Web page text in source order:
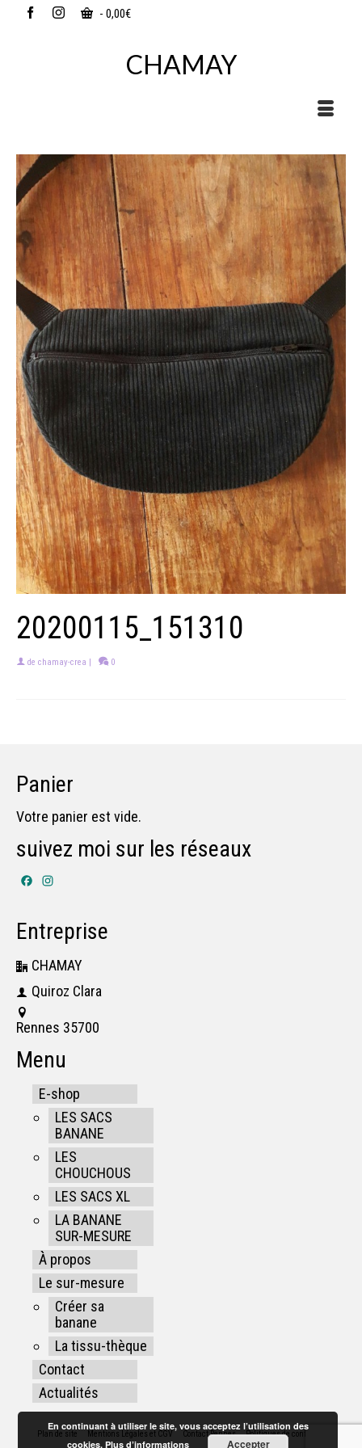
- 0,00€
CHAMAY
20200115_151310
de chamay-crea | 0
Panier
Votre panier est vide.
suivez moi sur les réseaux
Facebook
Entreprise
CHAMAY
Quiroz Clara
Rennes 35700
Menu
E-shop
LES SACS
BANANE
LES
CHOUCHOUS
LES SACS XL
LA BANANE
SUR-MESURE
À propos
Le sur-mesure
Créer sa
banane
La tissu-thèque
Contact
Actualités
Plan de site Mentions Légales et CGV Contact Rennes Politiques de confidentialité
En continuant à utiliser le site, vous acceptez l’utilisation des
cookies.Plus d’informations Accepter